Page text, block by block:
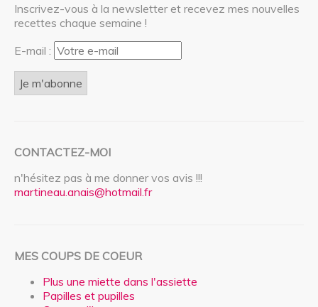
Inscrivez-vous à la newsletter et recevez mes nouvelles
recettes chaque semaine !
E-mail :
CONTACTEZ-MOI
n'hésitez pas à me donner vos avis !!!
martineau.anais@hotmail.fr
MES COUPS DE COEUR
Plus une miette dans l'assiette
Papilles et pupilles